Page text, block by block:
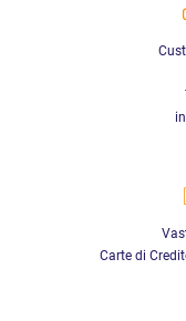
Carte di